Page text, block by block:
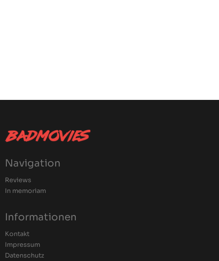
Navigation
Reviews
In memoriam
Informationen
Kontakt
Impressum
Datenschutz